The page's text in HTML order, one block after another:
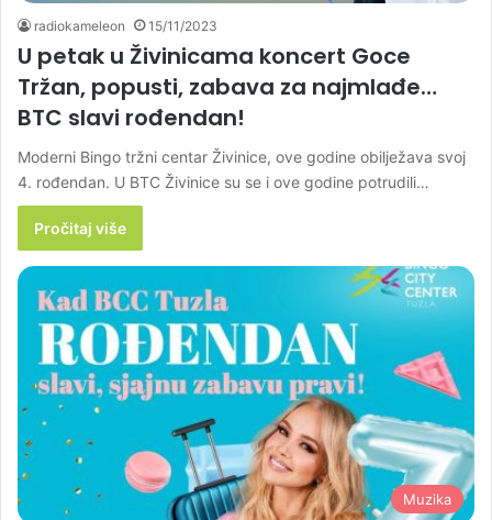
radiokameleon 15/11/2023
U petak u Živinicama koncert Goce
Tržan, popusti, zabava za najmlađe…
BTC slavi rođendan!
Moderni Bingo tržni centar Živinice, ove godine obilježava svoj
4. rođendan. U BTC Živinice su se i ove godine potrudili…
Pročitaj više
Muzika